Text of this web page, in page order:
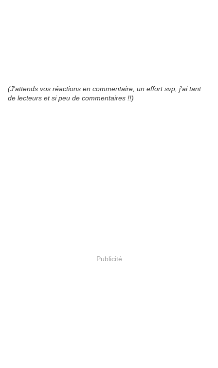
(J'attends vos réactions en commentaire, un effort svp, j'ai tant
de lecteurs et si peu de commentaires !!)
Publicité